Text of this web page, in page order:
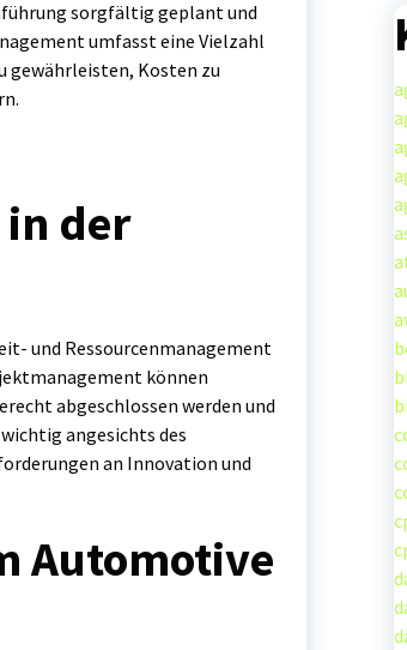
sorgfältig geplant und
umfasst eine Vielzahl
gewährleisten, Kosten zu
der
und Ressourcenmanagement
können
abgeschlossen werden und
angesichts des
an Innovation und
Automotive